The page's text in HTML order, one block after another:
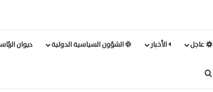
عاجل الأخبار الشؤون السياسية الدولية ديوان
تسجيل الدخول